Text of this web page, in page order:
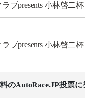
ブpresents 小林啓二
ブpresents 小林啓二
のAutoRace.JP投票